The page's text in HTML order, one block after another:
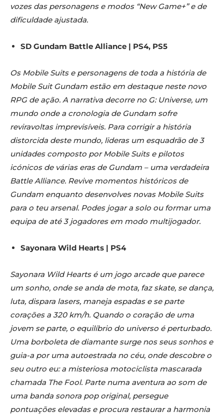
vozes das personagens e modos “New Game+” e de
dificuldade ajustada.
SD Gundam Battle Alliance | PS4, PS5
Os Mobile Suits e personagens de toda a história de
Mobile Suit Gundam estão em destaque neste novo
RPG de ação. A narrativa decorre no G: Universe, um
mundo onde a cronologia de Gundam sofre
reviravoltas imprevisíveis. Para corrigir a história
distorcida deste mundo, lideras um esquadrão de 3
unidades composto por Mobile Suits e pilotos
icónicos de várias eras de Gundam – uma verdadeira
Battle Alliance. Revive momentos históricos de
Gundam enquanto desenvolves novas Mobile Suits
para o teu arsenal. Podes jogar a solo ou formar uma
equipa de até 3 jogadores em modo multijogador.
Sayonara Wild Hearts | PS4
Sayonara Wild Hearts é um jogo arcade que parece
um sonho, onde se anda de mota, faz skate, se dança,
luta, dispara lasers, maneja espadas e se parte
corações a 320 km/h. Quando o coração de uma
jovem se parte, o equilíbrio do universo é perturbado.
Uma borboleta de diamante surge nos seus sonhos e
guia-a por uma autoestrada no céu, onde descobre o
seu outro eu: a misteriosa motociclista mascarada
chamada The Fool. Parte numa aventura ao som de
uma banda sonora pop original, persegue
pontuações elevadas e procura restaurar a harmonia